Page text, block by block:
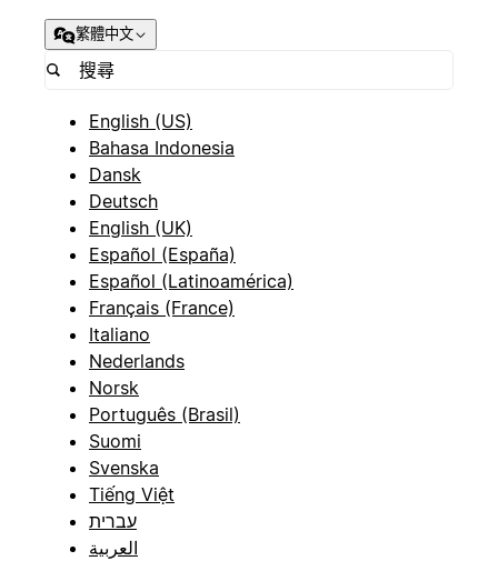
繁體中文
English (US)
Bahasa Indonesia
Dansk
Deutsch
English (UK)
Español (España)
Español (Latinoamérica)
Français (France)
Italiano
Nederlands
Norsk
Português (Brasil)
Suomi
Svenska
Tiếng Việt
עברית
العربية